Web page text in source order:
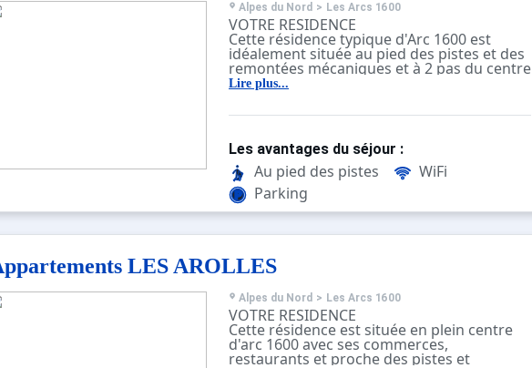
Alpes du Nord > Les Arcs 1600
VOTRE RESIDENCE
Cette résidence typique d'Arc 1600 est
idéalement située au pied des pistes et des
remontées mécaniques et à 2 pas du centre
station avec ses commerces et restaurants.
Possibilité d'avoir un accès WIFI gratuit en
"Neptune internet services"
Choisir le réseau nommé : CASCADE
La clé sécurité : cascade537
Lire plus...
Les avantages du séjour :
Au pied des pistes
WiFi
Parking
LES AROLLES
Alpes du Nord > Les Arcs 1600
VOTRE RESIDENCE
Cette résidence est située en plein centre
d'arc 1600 avec ses commerces,
restaurants et proche des pistes et